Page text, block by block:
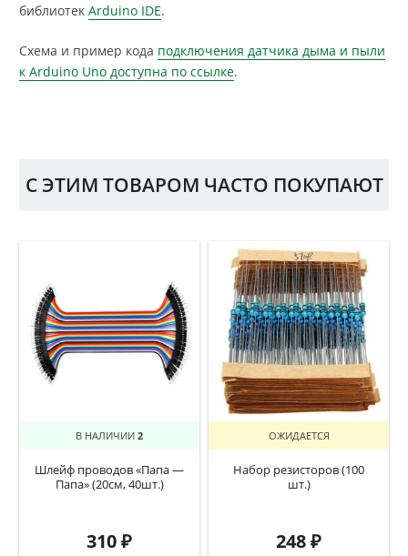
библиотек Arduino IDE.
Схема и пример кода подключения датчика дыма и пыли
к Arduino Uno доступна по ссылке.
С ЭТИМ ТОВАРОМ ЧАСТО ПОКУПАЮТ
В НАЛИЧИИ 2
Шлейф проводов «Папа —
Папа» (20см, 40шт.)
310₽
ОЖИДАЕТСЯ
Набор резисторов (100
шт.)
248₽